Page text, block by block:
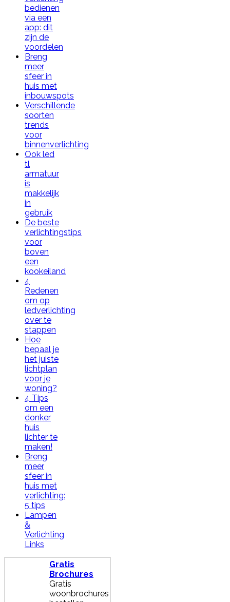
bedienen
via een
app: dit
zijn de
voordelen
Breng
meer
sfeer in
huis met
inbouwspots
Verschillende
soorten
trends
voor
binnenverlichting
Ook led
tl
armatuur
is
makkelijk
in
gebruik
De beste
verlichtingstips
voor
boven
een
kookeiland
4
Redenen
om op
ledverlichting
over te
stappen
Hoe
bepaal je
het juiste
lichtplan
voor je
woning?
4 Tips
om een
donker
huis
lichter te
maken!
Breng
meer
sfeer in
huis met
verlichting:
5 tips
Lampen
&
Verlichting
Links
Gratis
Brochures
Gratis
woonbrochures